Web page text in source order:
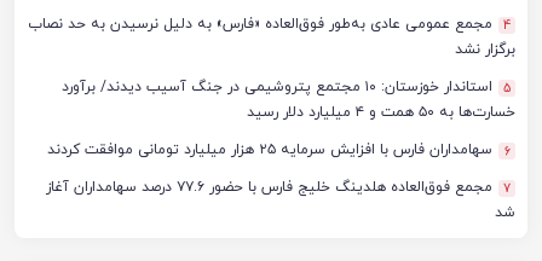
4
مجمع عمومی عادی به‌طور فوق‌العاده «فارس» به دلیل نرسیدن به حد نصاب
برگزار نشد
5
استاندار خوزستان: ۱۰ مجتمع پتروشیمی در جنگ آسیب دیدند/ برآورد
خسارت‌ها به ۵۰ همت و ۴ میلیارد دلار رسید
6 سهامداران فارس با افزایش سرمایه ۲۵ هزار میلیارد تومانی موافقت کردند
7
مجمع فوق‌العاده هلدینگ خلیج فارس با حضور ۷۷.۶ درصد سهامداران آغاز
شد